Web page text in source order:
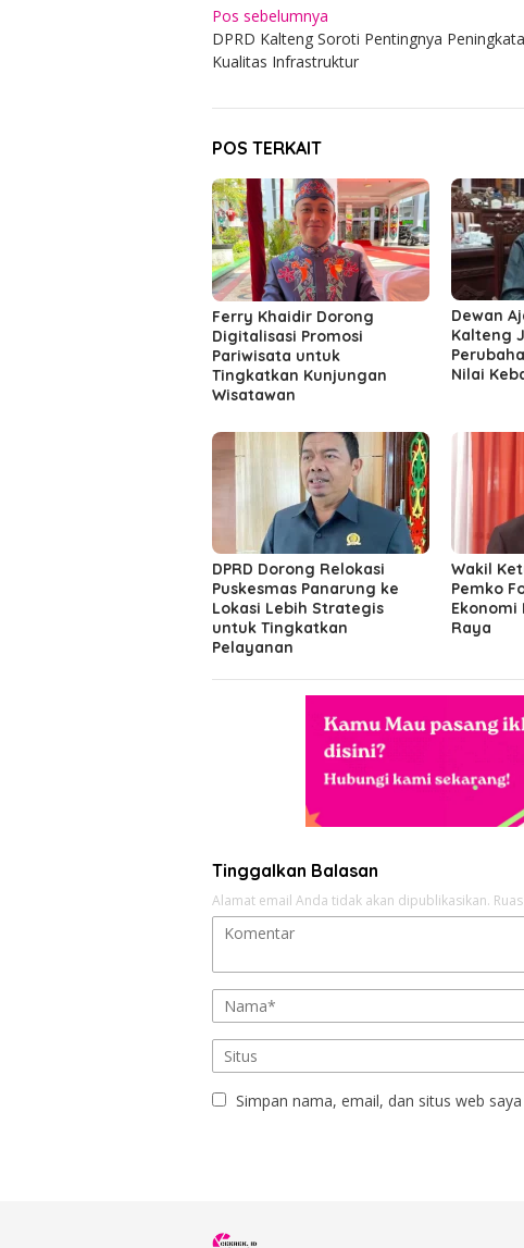
Navigasi
pos
Pos sebelumnya
DPRD Kalteng Soroti Pentingnya
Kualitas Infrastruktur
POS TERKAIT
Ferry Khaidir Dorong
Digitalisasi Promosi
Pariwisata untuk
Tingkatkan Kunjungan
Wisatawan
Dewan
Kalteng
Nilai
DPRD Dorong Relokasi
Puskesmas Panarung ke
Lokasi Lebih Strategis
untuk Tingkatkan
Pelayanan
Wakil
Pemko
Ekonomi
Raya
Tinggalkan Balasan
Alamat email Anda tidak akan dipublikasikan.
Simpan nama, email, dan situs web